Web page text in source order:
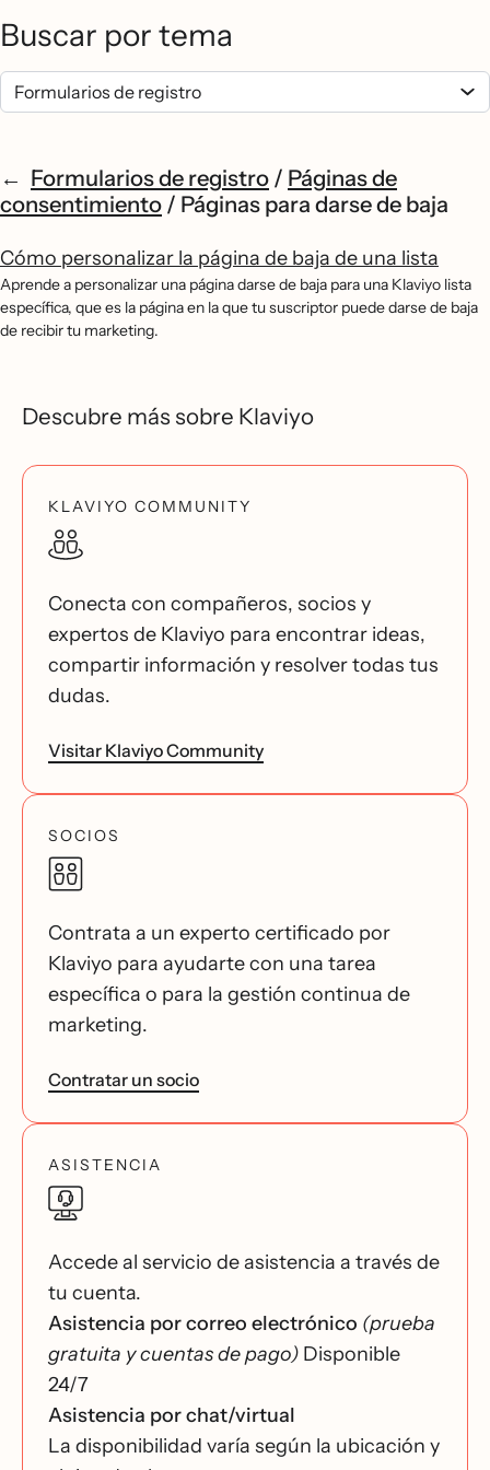
Buscar por tema
Formularios de registro / Páginas de
consentimiento / Páginas para darse de baja
Cómo personalizar la página de baja de una lista
Aprende a personalizar una página darse de baja para una Klaviyo lista
específica, que es la página en la que tu suscriptor puede darse de baja
de recibir tu marketing.
Descubre más sobre Klaviyo
KLAVIYO COMMUNITY
Conecta con compañeros, socios y
expertos de Klaviyo para encontrar ideas,
compartir información y resolver todas tus
dudas.
Visitar Klaviyo Community
SOCIOS
Contrata a un experto certificado por
Klaviyo para ayudarte con una tarea
específica o para la gestión continua de
marketing.
Contratar un socio
ASISTENCIA
Accede al servicio de asistencia a través de
tu cuenta.
Asistencia por correo electrónico (prueba
gratuita y cuentas de pago) Disponible
24/7
Asistencia por chat/virtual
La disponibilidad varía según la ubicación y